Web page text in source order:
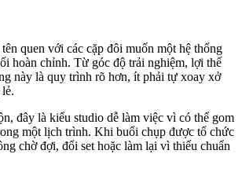
quen với các cặp đôi muốn một hệ thống
hoàn chỉnh. Từ góc độ trải nghiệm, lợi thế
này là quy trình rõ hơn, ít phải tự xoay xở
đây là kiểu studio dễ làm việc vì có thể gom
một lịch trình. Khi buổi chụp được tổ chức
chờ đợi, đổi set hoặc làm lại vì thiếu chuẩn